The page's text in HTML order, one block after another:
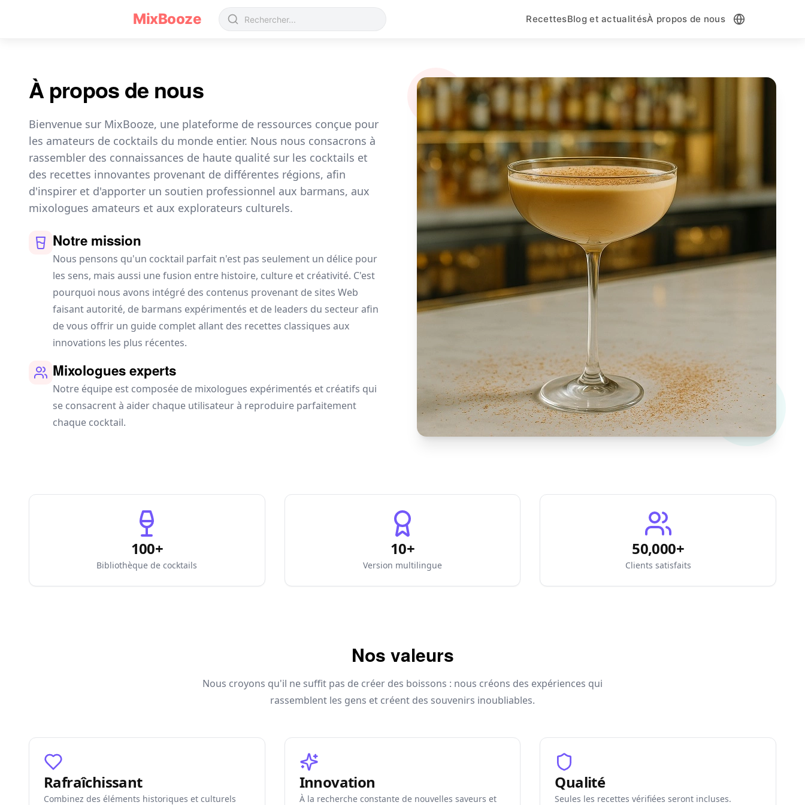
MixBooze RecettesBlog et actualitésÀ propos de nous
À propos de nous
Bienvenue sur MixBooze, une plateforme de ressources conçue pour
les amateurs de cocktails du monde entier. Nous nous consacrons à
rassembler des connaissances de haute qualité sur les cocktails et
des recettes innovantes provenant de différentes régions, afin
d'inspirer et d'apporter un soutien professionnel aux barmans, aux
mixologues amateurs et aux explorateurs culturels.
Notre mission
Nous pensons qu'un cocktail parfait n'est pas seulement un délice pour
les sens, mais aussi une fusion entre histoire, culture et créativité. C'est
pourquoi nous avons intégré des contenus provenant de sites Web
faisant autorité, de barmans expérimentés et de leaders du secteur afin
de vous offrir un guide complet allant des recettes classiques aux
innovations les plus récentes.
Mixologues experts
Notre équipe est composée de mixologues expérimentés et créatifs qui
se consacrent à aider chaque utilisateur à reproduire parfaitement
chaque cocktail.
100+
Bibliothèque de cocktails
10+
Version multilingue
50,000+
Clients satisfaits
Nos valeurs
Nous croyons qu'il ne suffit pas de créer des boissons : nous créons des expériences qui
rassemblent les gens et créent des souvenirs inoubliables.
Rafraîchissant
Combinez des éléments historiques et culturels
Innovation
À la recherche constante de nouvelles saveurs et
Qualité
Seules les recettes vérifiées seront incluses.